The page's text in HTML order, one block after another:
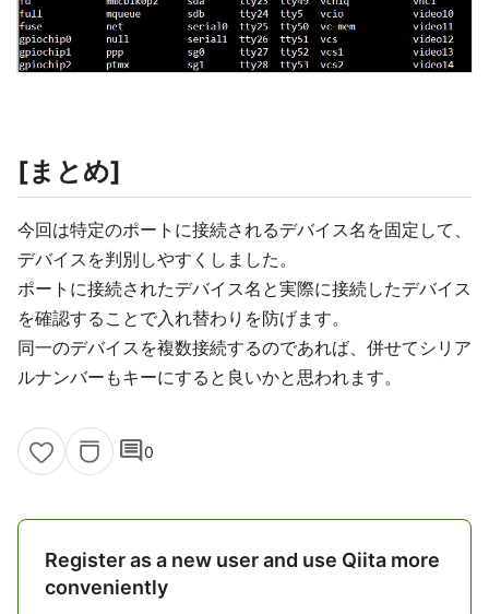
[まとめ]
今回は特定のポートに接続されるデバイス名を固定して、
デバイスを判別しやすくしました。
ポートに接続されたデバイス名と実際に接続したデバイス
を確認することで入れ替わりを防げます。
同一のデバイスを複数接続するのであれば、併せてシリア
ルナンバーもキーにすると良いかと思われます。
comment0
Register as a new user and use Qiita more
conveniently